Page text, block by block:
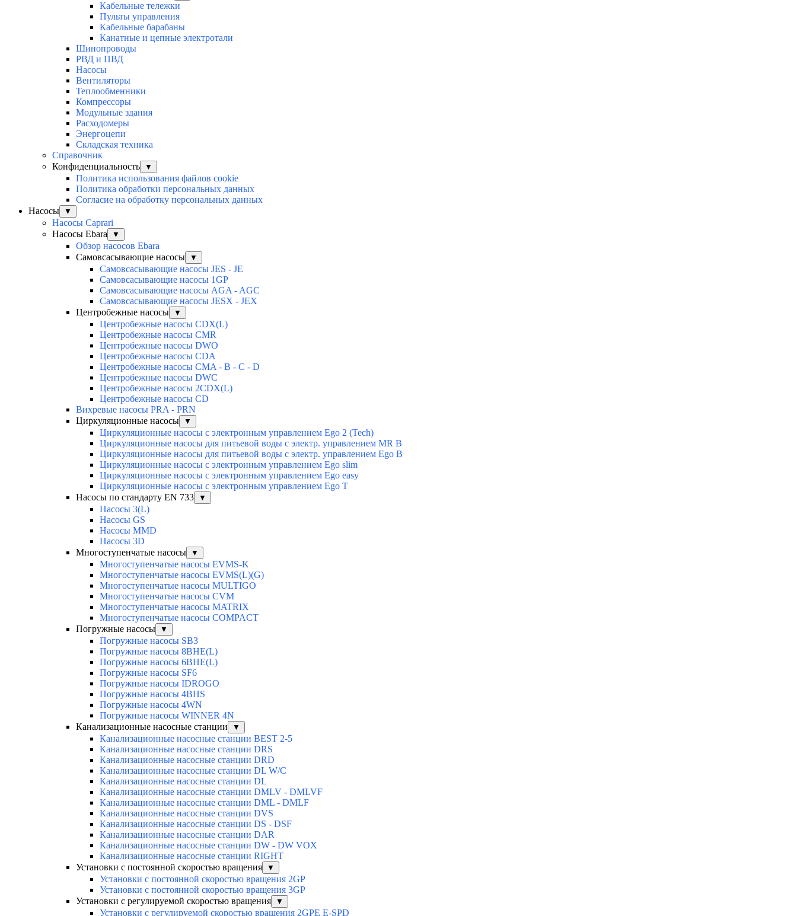
Кабельные тележки
Пульты управления
Кабельные барабаны
Канатные и цепные электротали
Шинопроводы
РВД и ПВД
Насосы
Вентиляторы
Теплообменники
Компрессоры
Модульные здания
Расходомеры
Энергоцепи
Складская техника
Справочник
Конфиденциальность
▼
Политика использования файлов cookie
Политика обработки персональных данных
Согласие на обработку персональных данных
Насосы
▼
Насосы Caprari
Насосы Ebara
▼
Обзор насосов Ebara
Самовсасывающие насосы
▼
Самовсасывающие насосы JES - JE
Самовсасывающие насосы 1GP
Самовсасывающие насосы AGA - AGC
Самовсасывающие насосы JESX - JEX
Центробежные насосы
▼
Центробежные насосы CDX(L)
Центробежные насосы CMR
Центробежные насосы DWO
Центробежные насосы CDA
Центробежные насосы CMA - B - C - D
Центробежные насосы DWC
Центробежные насосы 2CDX(L)
Центробежные насосы CD
Вихревые насосы PRA - PRN
Циркуляционные насосы
▼
Циркуляционные насосы с электронным управлением Ego 2 (Tech)
Циркуляционные насосы для питьевой воды с электр. управлением MR B
Циркуляционные насосы для питьевой воды с электр. управлением Ego B
Циркуляционные насосы с электронным управлением Ego slim
Циркуляционные насосы с электронным управлением Ego easy
Циркуляционные насосы с электронным управлением Ego T
Насосы по стандарту EN 733
▼
Насосы 3(L)
Насосы GS
Насосы MMD
Насосы 3D
Многоступенчатые насосы
▼
Многоступенчатые насосы EVMS-K
Многоступенчатые насосы EVMS(L)(G)
Многоступенчатые насосы MULTIGO
Многоступенчатые насосы CVM
Многоступенчатые насосы MATRIX
Многоступенчатые насосы COMPACT
Погружные насосы
▼
Погружные насосы SB3
Погружные насосы 8BHE(L)
Погружные насосы 6BHE(L)
Погружные насосы SF6
Погружные насосы IDROGO
Погружные насосы 4BHS
Погружные насосы 4WN
Погружные насосы WINNER 4N
Канализационные насосные станции
▼
Канализационные насосные станции BEST 2-5
Канализационные насосные станции DRS
Канализационные насосные станции DRD
Канализационные насосные станции DL W/C
Канализационные насосные станции DL
Канализационные насосные станции DMLV - DMLVF
Канализационные насосные станции DML - DMLF
Канализационные насосные станции DVS
Канализационные насосные станции DS - DSF
Канализационные насосные станции DAR
Канализационные насосные станции DW - DW VOX
Канализационные насосные станции RIGHT
Установки с постоянной скоростью вращения
▼
Установки с постоянной скоростью вращения 2GP
Установки с постоянной скоростью вращения 3GP
Установки с регулируемой скоростью вращения
▼
Установки с регулируемой скоростью вращения 2GPE E-SPD